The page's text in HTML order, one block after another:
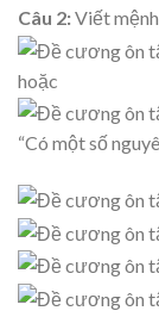
Câu 2:Viết
hoặc
“Có một số